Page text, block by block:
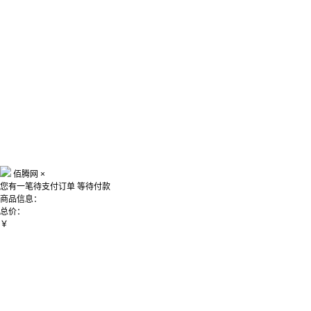
佰腾网 ×
您有一笔待支付订单 等待付款
商品信息：
总价：
￥